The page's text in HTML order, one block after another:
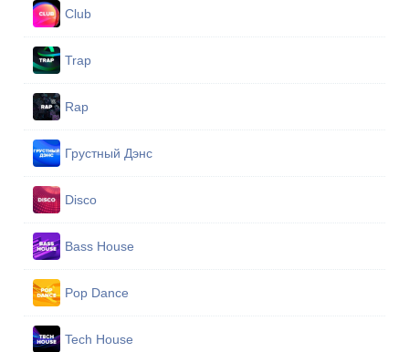
Club
Trap
Rap
Грустный Дэнс
Disco
Bass House
Pop Dance
Tech House